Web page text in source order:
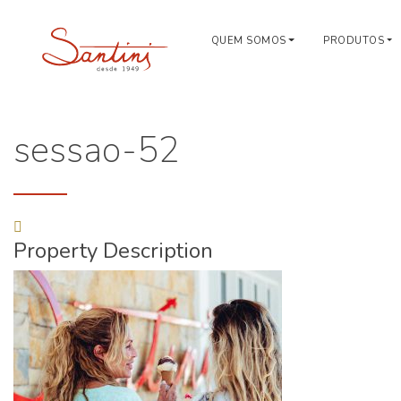
QUEM SOMOS PRODUTOS
sessao-52
Property Description